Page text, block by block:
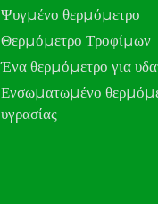
Ψυγμένο θερμόμετρο
Θερμόμετρο Τροφίμων
Ένα θερμόμετρο για
Ενσωματωμένο
υγρασίας